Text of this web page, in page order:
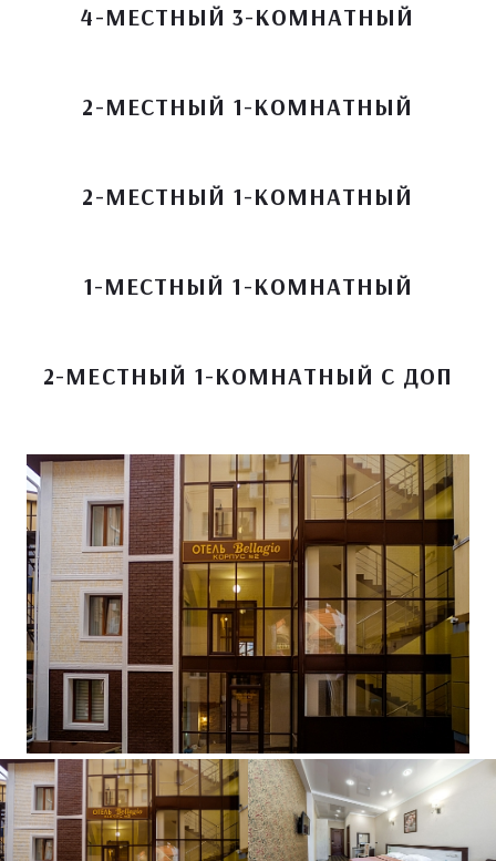
4-МЕСТНЫЙ 3-КОМНАТНЫЙ
2-МЕСТНЫЙ 1-КОМНАТНЫЙ
2-МЕСТНЫЙ 1-КОМНАТНЫЙ
1-МЕСТНЫЙ 1-КОМНАТНЫЙ
2-МЕСТНЫЙ 1-КОМНАТНЫЙ С ДОП